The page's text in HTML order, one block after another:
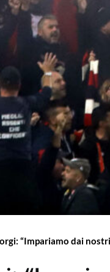
“Impariamo dai